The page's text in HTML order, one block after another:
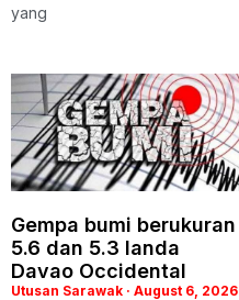
yang
Gempa bumi berukuran
5.6 dan 5.3 landa
Davao Occidental
Utusan Sarawak August 6, 2026